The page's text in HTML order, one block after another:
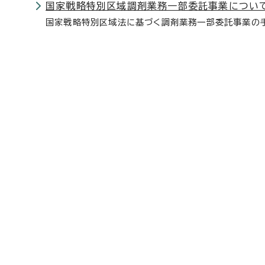
国家戦略特別区域調剤業務一部委託事業につい
国家戦略特別区域法に基づく調剤業務一部委託事業の